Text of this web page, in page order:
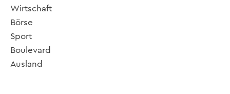
Wirtschaft
Börse
Sport
Boulevard
Ausland